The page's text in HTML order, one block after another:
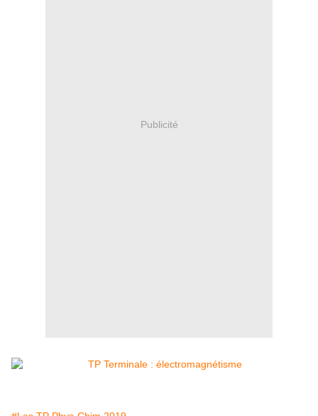
Publicité